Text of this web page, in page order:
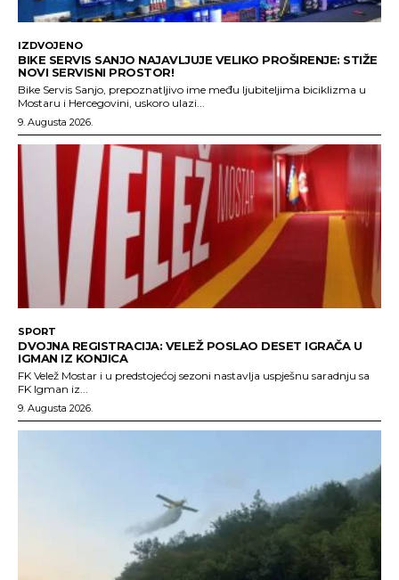
IZDVOJENO
BIKE SERVIS SANJO NAJAVLJUJE VELIKO PROŠIRENJE: STIŽE
NOVI SERVISNI PROSTOR!
Bike Servis Sanjo, prepoznatljivo ime među ljubiteljima biciklizma u
Mostaru i Hercegovini, uskoro ulazi...
9. Augusta 2026.
SPORT
DVOJNA REGISTRACIJA: VELEŽ POSLAO DESET IGRAČA U
IGMAN IZ KONJICA
FK Velež Mostar i u predstojećoj sezoni nastavlja uspješnu saradnju sa
FK Igman iz...
9. Augusta 2026.